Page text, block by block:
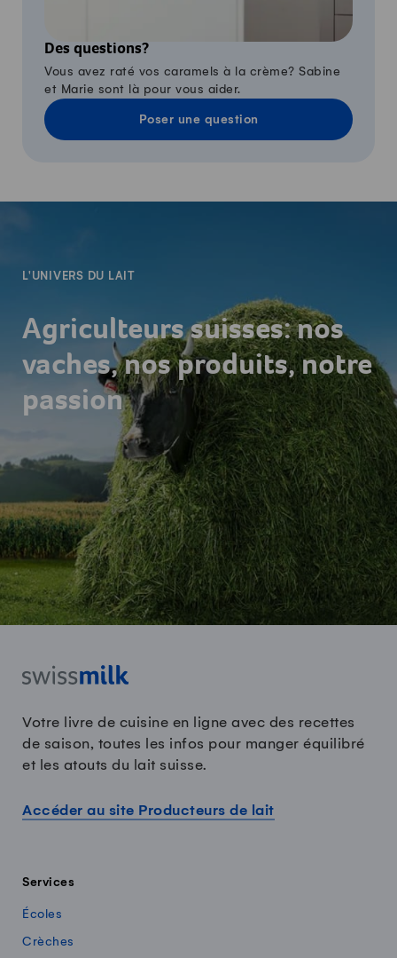
Des questions?
Vous avez raté vos caramels à la crème? Sabine
et Marie sont là pour vous aider.
Poser une question
L'UNIVERS DU LAIT
Agriculteurs suisses: nos
vaches, nos produits, notre
passion
Votre livre de cuisine en ligne avec des recettes
de saison, toutes les infos pour manger équilibré
et les atouts du lait suisse.
Accéder au site Producteurs de lait
Services
Écoles
Crèches